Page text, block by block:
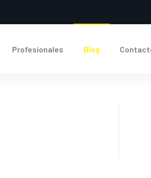
Profesionales Blog